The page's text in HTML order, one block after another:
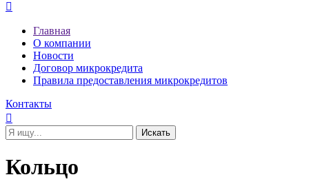

Главная
О компании
Новости
Договор микрокредита
Правила предоставления микрокредитов
Контакты

Кольцо